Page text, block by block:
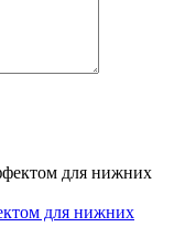
для нижних